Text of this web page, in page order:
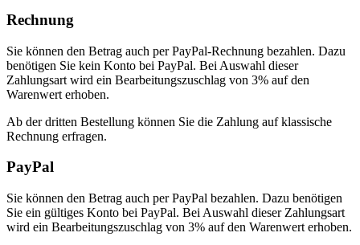
Rechnung
Sie können den Betrag auch per PayPal-Rechnung bezahlen. Dazu
benötigen Sie kein Konto bei PayPal. Bei Auswahl dieser
Zahlungsart wird ein Bearbeitungszuschlag von 3% auf den
Warenwert erhoben.
Ab der dritten Bestellung können Sie die Zahlung auf klassische
Rechnung erfragen.
PayPal
Sie können den Betrag auch per PayPal bezahlen. Dazu benötigen
Sie ein gültiges Konto bei PayPal. Bei Auswahl dieser Zahlungsart
wird ein Bearbeitungszuschlag von 3% auf den Warenwert erhoben.